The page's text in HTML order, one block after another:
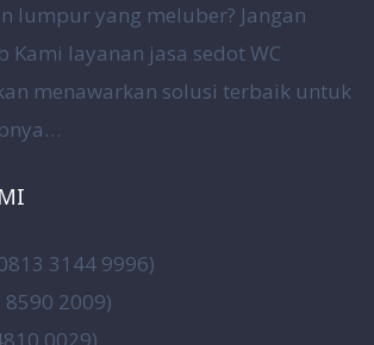
lumpur yang meluber? Jangan
Kami layanan jasa sedot WC
menawarkan solusi terbaik untuk
3144 9996)
2009)